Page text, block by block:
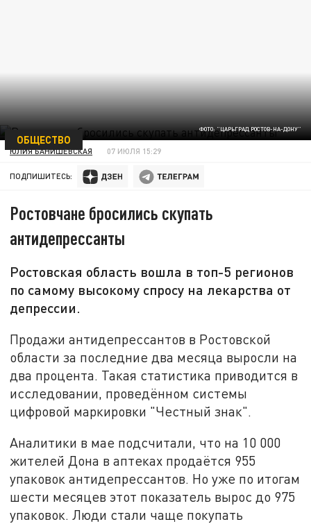
ФОТО: "ЦАРЬГРАД РОСТОВ-НА-ДОНУ"
ОБЩЕСТВО
ЮЛИЯ БАНИШЕВСКАЯ 07 ИЮЛЯ 15:29
ПОДПИШИТЕСЬ:
Ростовчане бросились скупать
антидепрессанты
Ростовская область вошла в топ-5 регионов
по самому высокому спросу на лекарства от
депрессии.
Продажи антидепрессантов в Ростовской
области за последние два месяца выросли на
два процента. Такая статистика приводится в
исследовании, проведённом системы
цифровой маркировки "Честный знак".
Аналитики в мае подсчитали, что на 10 000
жителей Дона в аптеках продаётся 955
упаковок антидепрессантов. Но уже по итогам
шести месяцев этот показатель вырос до 975
упаковок. Люди стали чаще покупать